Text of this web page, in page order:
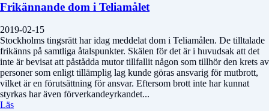
Frikännande dom i Teliamålet
2019-02-15
Stockholms tingsrätt har idag meddelat dom i Teliamålen. De tilltalade
frikänns på samtliga åtalspunkter. Skälen för det är i huvudsak att det
inte är bevisat att påstådda mutor tillfallit någon som tillhör den krets av
personer som enligt tillämplig lag kunde göras ansvarig för mutbrott,
vilket är en förutsättning för ansvar. Eftersom brott inte har kunnat
styrkas har även förverkandeyrkandet...
Läs